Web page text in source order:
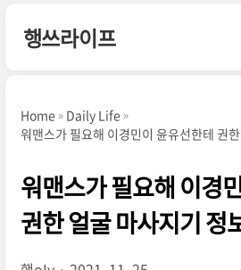
행쓰라이프
Home
Daily Life
워맨스가 필요해 이경민이 윤유선한테 권
워맨스가 필요해 이경
권한 얼굴 마사지기 정